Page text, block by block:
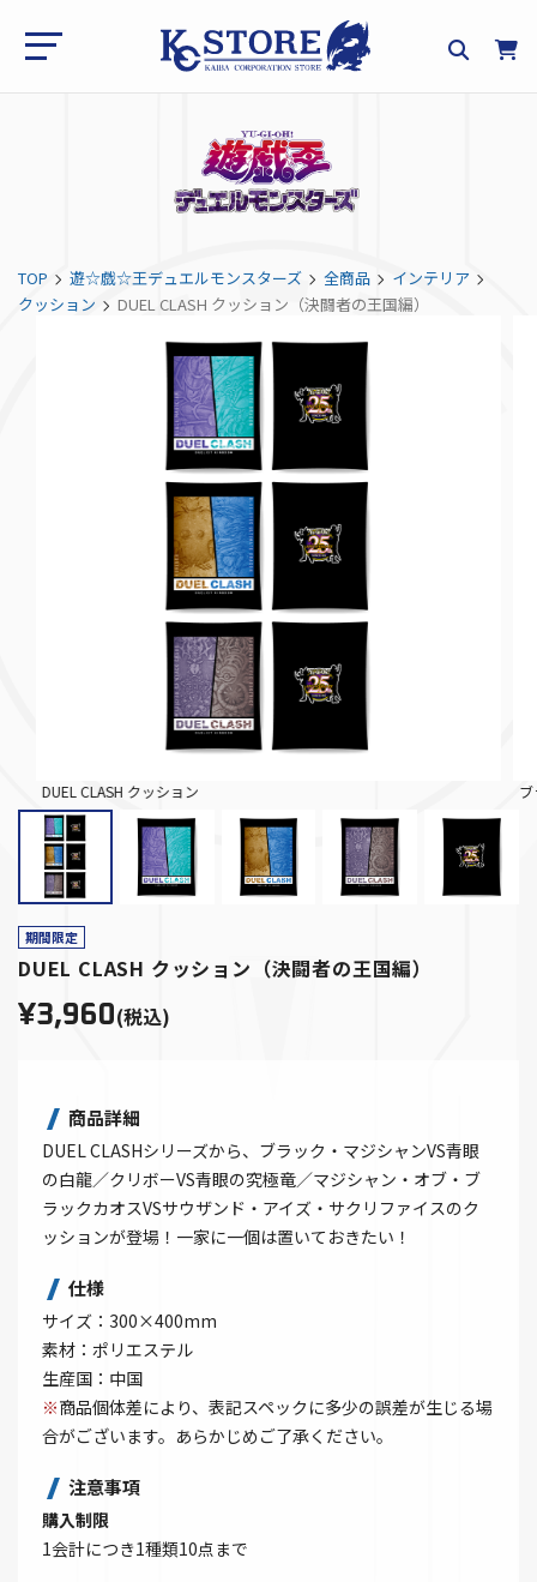
TOP 遊☆戯☆王デュエルモンスターズ 全商品
インテリア
クッション
DUEL CLASH クッション（決闘者の王国編）
DUEL CLASH クッション
期間限定
DUEL CLASH クッション（決闘者の王国編）
¥3,960(税込)
商品詳細
DUEL CLASHシリーズから、ブラック・マジシャンVS青眼
の白龍／クリボーVS青眼の究極竜／マジシャン・オブ・ブ
ラックカオスVSサウザンド・アイズ・サクリファイスのク
ッションが登場！一家に一個は置いておきたい！
仕様
サイズ：300×400mm
素材：ポリエステル
生産国：中国
※商品個体差により、表記スペックに多少の誤差が生じる場
合がございます。あらかじめご了承ください。
注意事項
購入制限
1会計につき1種類10点まで